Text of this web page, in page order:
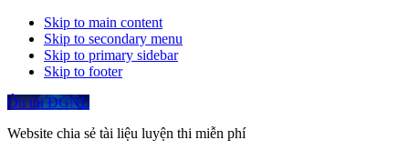
Skip to main content
Skip to secondary menu
Skip to primary sidebar
Skip to footer
Ôn thi ĐGNL
Website chia sẻ tài liệu luyện thi miễn phí